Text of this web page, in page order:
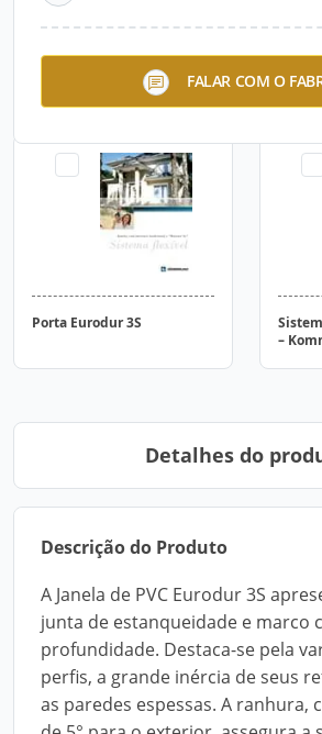
FALAR COM O
Janelas Eurodur 3S
Porta Eurodur 3S
–
Detalhes do
Descrição do Produto
A Janela de PVC Eurodur 3S
junta de estanqueidade e marco
profundidade. Destaca-se pela
perfis, a grande inércia de seus
as paredes espessas. A ranhura,